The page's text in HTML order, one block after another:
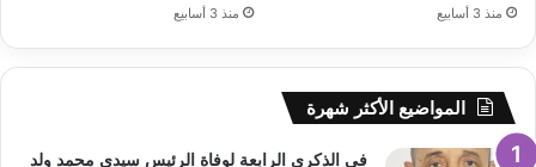
منذ 3 أسابيع منذ 3 أسابيع
المواضيع الأكثر شهرة
في الذكرى الرابعة لوفاة الرئيس سيدي محمد ولد